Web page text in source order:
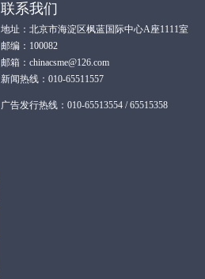
联系我们
地址：北京市海淀区枫蓝国际中心A座1111室
邮编：100082
邮箱：chinacsme@126.com
新闻热线：010-65511557
广告发行热线：010-65513554 / 65515358